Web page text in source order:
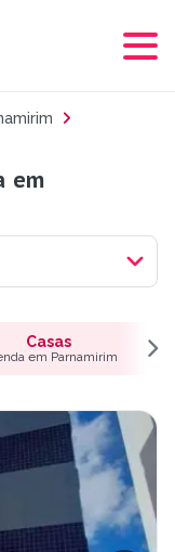
em
Casas
em Parnamirim